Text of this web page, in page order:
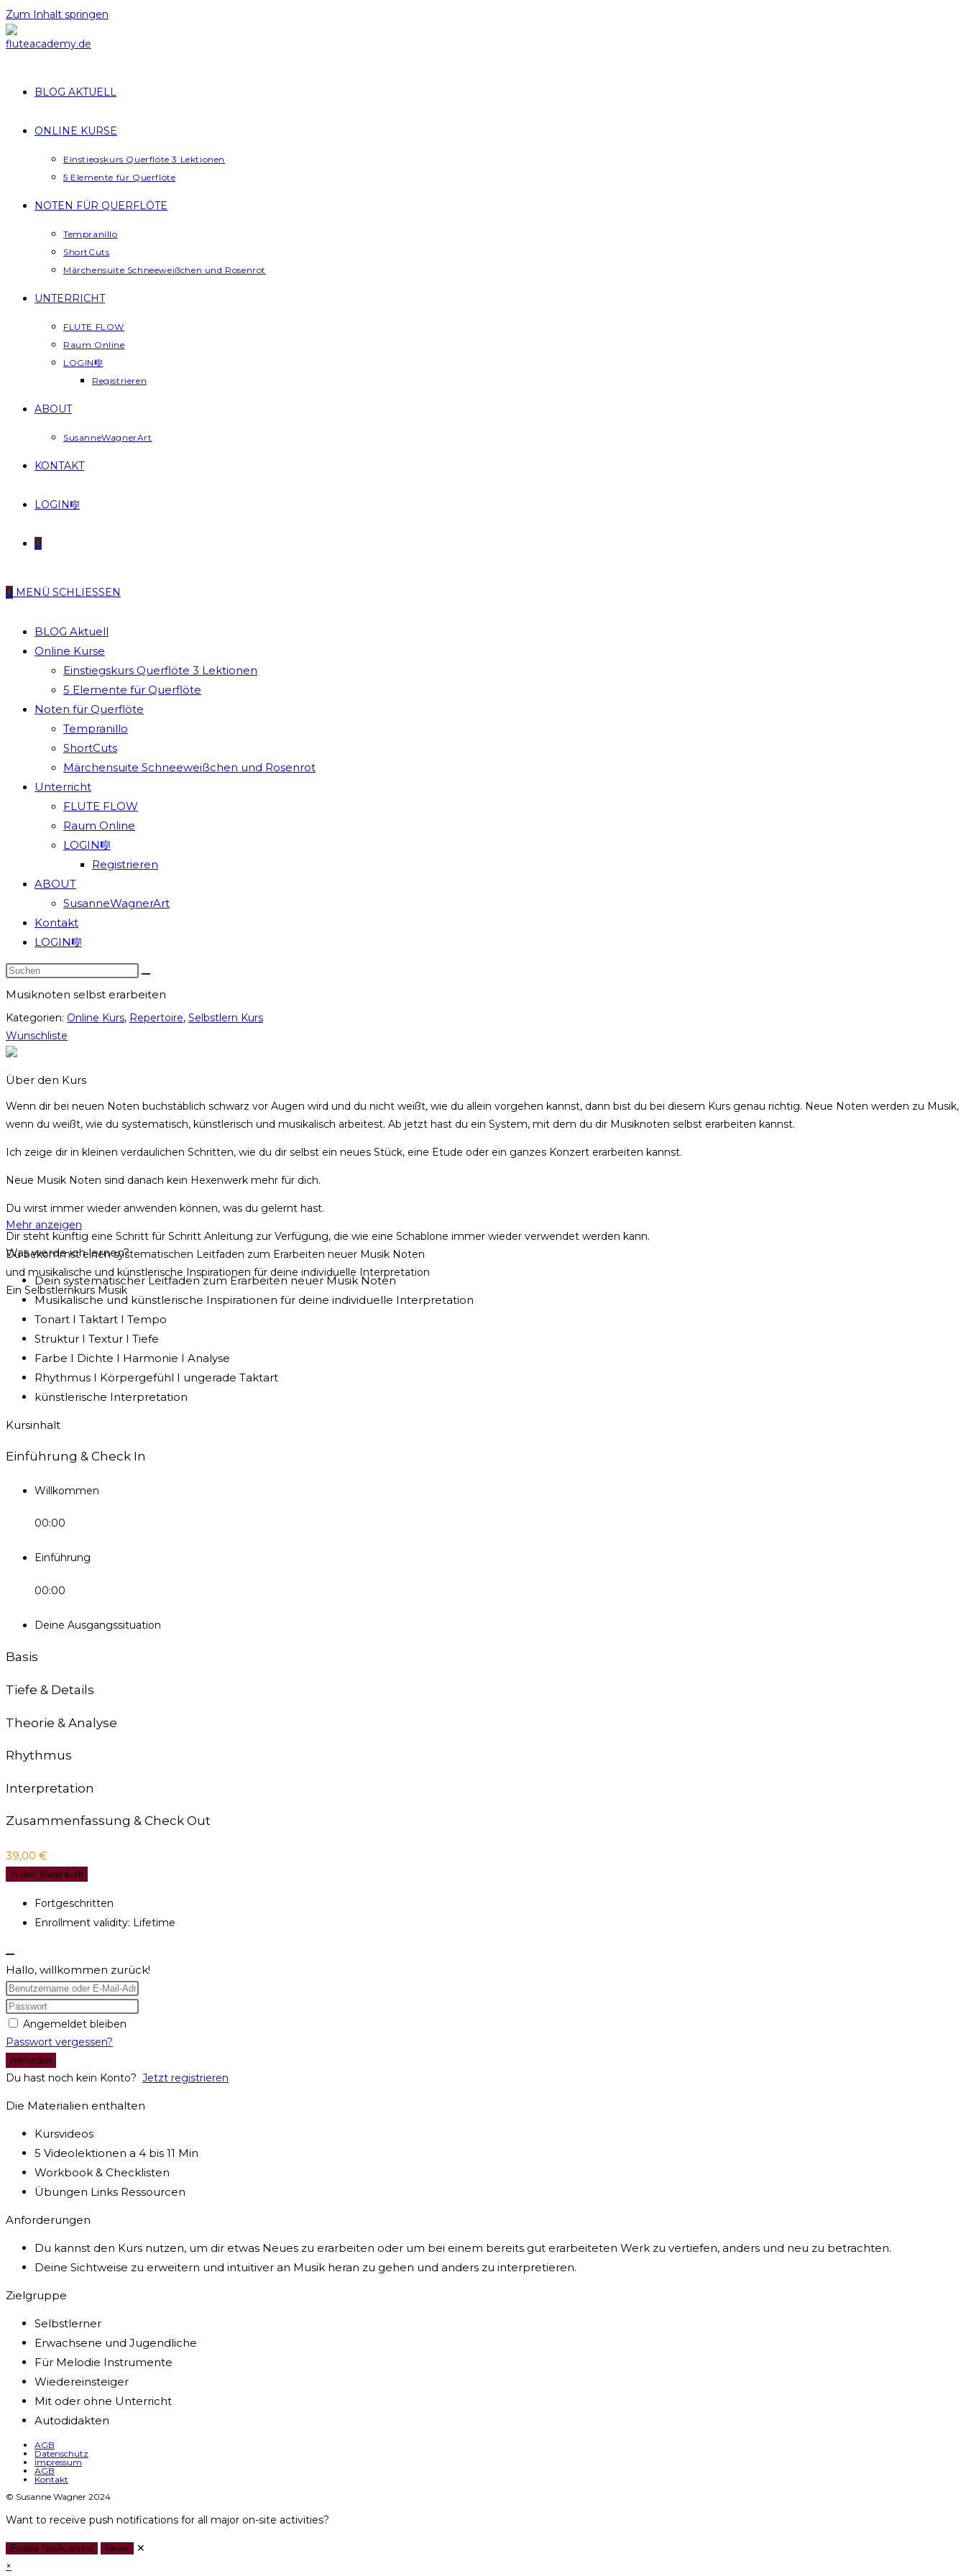
Zum Inhalt springen
BLOG AKTUELL
ONLINE KURSE
Einstiegskurs Querflöte 3 Lektionen
5 Elemente für Querflöte
NOTEN FÜR QUERFLÖTE
Tempranillo
ShortCuts
Märchensuite Schneeweißchen und Rosenrot
UNTERRICHT
FLUTE FLOW
Raum Online
LOGIN🎼
Registrieren
ABOUT
SusanneWagnerArt
KONTAKT
LOGIN🎼
0
0 MENÜ SCHLIESSEN
BLOG Aktuell
Online Kurse
Einstiegskurs Querflöte 3 Lektionen
5 Elemente für Querflöte
Noten für Querflöte
Tempranillo
ShortCuts
Märchensuite Schneeweißchen und Rosenrot
Unterricht
FLUTE FLOW
Raum Online
LOGIN🎼
Registrieren
ABOUT
SusanneWagnerArt
Kontakt
LOGIN🎼
Musiknoten selbst erarbeiten
Kategorien: Online Kurs, Repertoire, Selbstlern Kurs
Wunschliste
Über den Kurs
Wenn dir bei neuen Noten buchstäblich schwarz vor Augen wird und du nicht weißt, wie du allein vorgehen kannst, dann bist du bei diesem Kurs genau richtig. Neue Noten werden zu Musik,
wenn du weißt, wie du systematisch, künstlerisch und musikalisch arbeitest. Ab jetzt hast du ein System, mit dem du dir Musiknoten selbst erarbeiten kannst.
Ich zeige dir in kleinen verdaulichen Schritten, wie du dir selbst ein neues Stück, eine Etude oder ein ganzes Konzert erarbeiten kannst.
Neue Musik Noten sind danach kein Hexenwerk mehr für dich.
Du wirst immer wieder anwenden können, was du gelernt hast.
Dir steht künftig eine Schritt für Schritt Anleitung zur Verfügung, die wie eine Schablone immer wieder verwendet werden kann.
Du bekommst einen systematischen Leitfaden zum Erarbeiten neuer Musik Noten
und musikalische und künstlerische Inspirationen für deine individuelle Interpretation
Ein Selbstlernkurs Musik
Mehr anzeigen
Was werde ich lernen?
Dein systematischer Leitfaden zum Erarbeiten neuer Musik Noten
Musikalische und künstlerische Inspirationen für deine individuelle Interpretation
Tonart I Taktart I Tempo
Struktur I Textur I Tiefe
Farbe I Dichte I Harmonie I Analyse
Rhythmus I Körpergefühl I ungerade Taktart
künstlerische Interpretation
Kursinhalt
Einführung & Check In
Willkommen
00:00
Einführung
00:00
Deine Ausgangssituation
Basis
Tiefe & Details
Theorie & Analyse
Rhythmus
Interpretation
Zusammenfassung & Check Out
39,00 €
In den Warenkorb
Fortgeschritten
Enrollment validity: Lifetime
Hallo, willkommen zurück!
Angemeldet bleiben
Passwort vergessen?
Anmelden
Du hast noch kein Konto? Jetzt registrieren
Die Materialien enthalten
Kursvideos
5 Videolektionen a 4 bis 11 Min
Workbook & Checklisten
Übungen Links Ressourcen
Anforderungen
Du kannst den Kurs nutzen, um dir etwas Neues zu erarbeiten oder um bei einem bereits gut erarbeiteten Werk zu vertiefen, anders und neu zu betrachten.
Deine Sichtweise zu erweitern und intuitiver an Musik heran zu gehen und anders zu interpretieren.
Zielgruppe
Selbstlerner
Erwachsene und Jugendliche
Für Melodie Instrumente
Wiedereinsteiger
Mit oder ohne Unterricht
Autodidakten
AGB
Datenschutz
Impressum
AGB
Kontakt
© Susanne Wagner 2024
Want to receive push notifications for all major on-site activities?
Enable Notifications Never
✕
×